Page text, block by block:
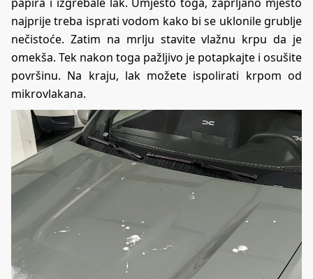
najprije treba isprati vodom kako bi se uklonile grublje
nečistoće. Zatim na mrlju stavite vlažnu krpu da je
omekša. Tek nakon toga pažljivo je potapkajte i osušite
površinu. Na kraju, lak možete ispolirati krpom od
mikrovlakana.